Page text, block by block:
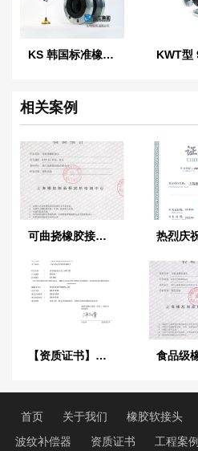
KS 韩国标准橡胶防震接头
相关案例
可曲挠橡胶接头检验报告
【资质证书】新型橡胶接头法兰QT450材质检测报告
首页 关于我们 橡胶软接头
波纹补偿器
资质证书 工程案例